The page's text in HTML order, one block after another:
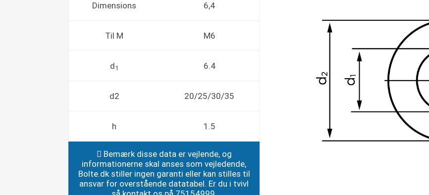
Dimensions 6,4
Til M M6
d1 6.4
d2 20/25/30/35
h 1.5
Bemærk disse data er vejlende, og
informationerne skal anses som vejledende,
Bolte.dk stiller ingen garanti eller kan stilles til
ansvar for overstående datatabel. Er du i tvivl